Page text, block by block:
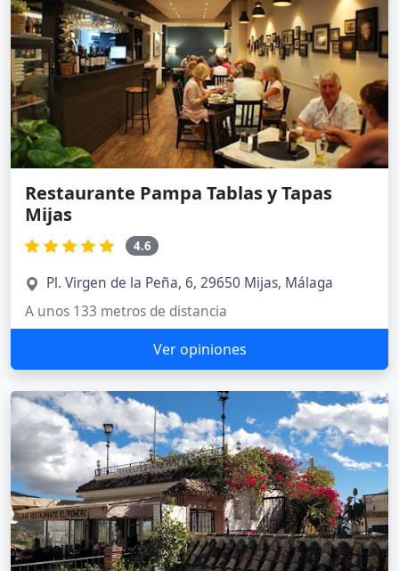
Restaurante Pampa Tablas y Tapas
Mijas
4.6
Pl. Virgen de la Peña, 6, 29650 Mijas, Málaga
A unos 133 metros de distancia
Ver opiniones